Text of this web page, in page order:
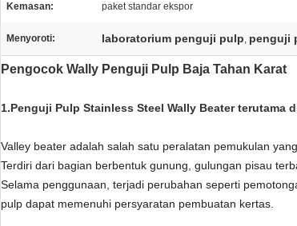
Kemasan: paket standar ekspor
Menyoroti: laboratorium penguji pulp, penguji
Pengocok Wally Penguji Pulp Baja Tahan Karat
1.Penguji Pulp Stainless Steel Wally Beater terutama
Valley beater adalah salah satu peralatan pemukulan
Terdiri dari bagian berbentuk gunung, gulungan pisau
Selama penggunaan, terjadi perubahan seperti
pulp dapat memenuhi persyaratan pembuatan kertas.